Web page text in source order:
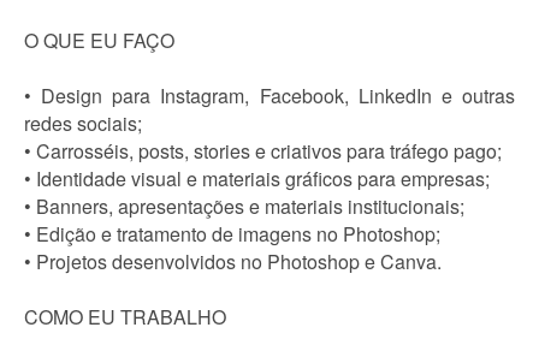
O QUE EU FAÇO
• Design para Instagram, Facebook, LinkedIn e outras
redes sociais;
• Carrosséis, posts, stories e criativos para tráfego pago;
• Identidade visual e materiais gráficos para empresas;
• Banners, apresentações e materiais institucionais;
• Edição e tratamento de imagens no Photoshop;
• Projetos desenvolvidos no Photoshop e Canva.
COMO EU TRABALHO